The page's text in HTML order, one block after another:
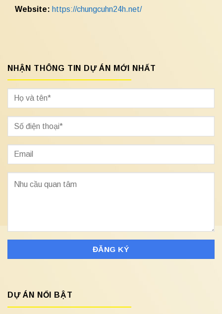
Website: https://chungcuhn24h.net/
NHẬN THÔNG TIN DỰ ÁN MỚI NHẤT
DỰ ÁN NỔI BẬT